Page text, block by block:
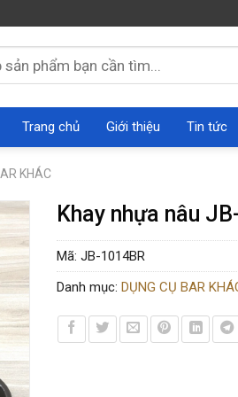
Trang chủ Giới thiệu Tin tức
KHÁC
Khay nhựa nâu
Mã: JB-1014BR
Danh mục: DỤNG CỤ BAR